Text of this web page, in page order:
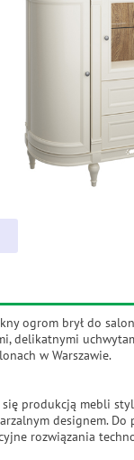
ogrom brył do
delikatnymi
w Warszawie.
produkcją mebli
designem.
rozwiązania